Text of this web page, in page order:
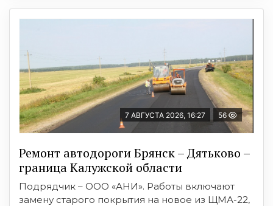
7 АВГУСТА 2026, 16:27 56
Ремонт автодороги Брянск – Дятьково –
граница Калужской области
Подрядчик – ООО «АНИ». Работы включают
замену старого покрытия на новое из ЩМА-22,